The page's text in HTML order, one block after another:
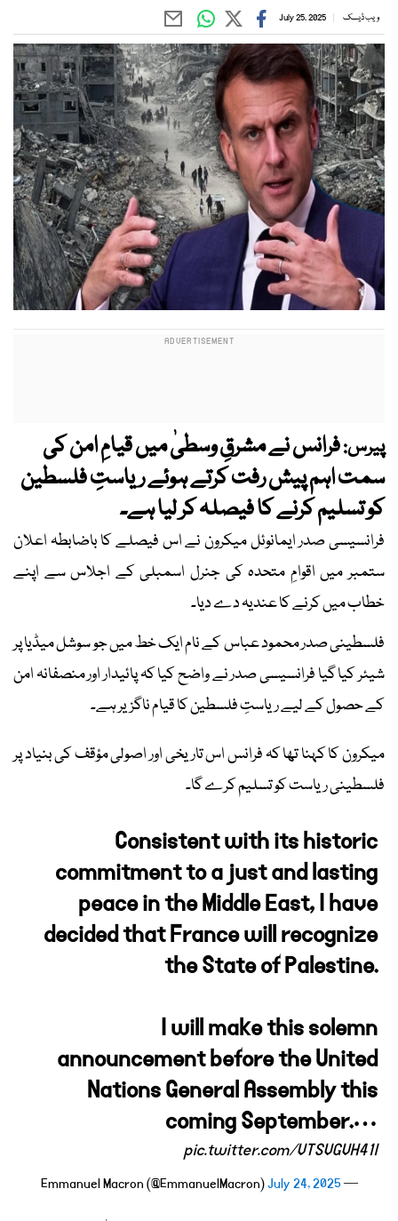
ویب ڈیسک July 25, 2025
پیرس:فرانس نے مشرقِ وسطیٰ میں قیامِ امن کی
سمت اہم پیش رفت کرتے ہوئے ریاستِ فلسطین
کو تسلیم کرنے کا فیصلہ کر لیا ہے۔
فرانسیسی صدر ایمانوئل میکرون نے اس فیصلے کا باضابطہ اعلان
ستمبر میں اقوامِ متحدہ کی جنرل اسمبلی کے اجلاس سے اپنے
خطاب میں کرنے کا عندیہ دے دیا۔
فلسطینی صدر محمود عباس کے نام ایک خط میں جو سوشل میڈیا پر
شیئر کیا گیا فرانسیسی صدر نے واضح کیا کہ پائیدار اور منصفانہ امن
کے حصول کے لیے ریاستِ فلسطین کا قیام ناگزیر ہے۔
میکرون کا کہنا تھا کہ فرانس اس تاریخی اور اصولی مؤقف کی بنیاد پر
فلسطینی ریاست کو تسلیم کرے گا۔
Consistent with its historic
commitment to a just and lasting
peace in the Middle East, I have
decided that France will recognize
the State of Palestine.
I will make this solemn
announcement before the United
Nations General Assembly this
coming September.…
pic.twitter.com/VTSVGVH41I
— Emmanuel Macron (@EmmanuelMacron)
July 24, 2025